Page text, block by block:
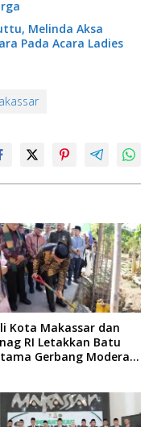
Melinda Aksa
Pada Acara Ladies
Kota Makassar dan
RI Letakkan Batu
Gerbang Moderasi